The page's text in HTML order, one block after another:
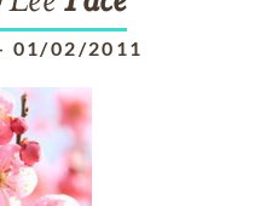
01/02/2011